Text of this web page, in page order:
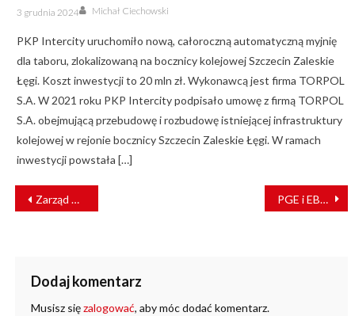
Posted
on
3 grudnia 2024 Author
Michał Ciechowski
PKP Intercity uruchomiło nową, całoroczną automatyczną myjnię
dla taboru, zlokalizowaną na bocznicy kolejowej Szczecin Zaleskie
Łęgi. Koszt inwestycji to 20 mln zł. Wykonawcą jest firma TORPOL
S.A. W 2021 roku PKP Intercity podpisało umowę z firmą TORPOL
S.A. obejmującą przebudowę i rozbudowę istniejącej infrastruktury
kolejowej w rejonie bocznicy Szczecin Zaleskie Łęgi. W ramach
inwestycji powstała […]
NAWIGACJA
WPISU
Zarząd PKP Intercity podsumował 100 dni pracy PGE i EBI wspierają transformację energetyczną infrastruktury kolejowej w Polsce
Dodaj komentarz
Musisz sięzalogować, aby móc dodać komentarz.